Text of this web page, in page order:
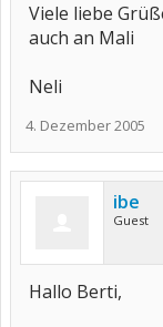
Viele liebe
auch an Mali
Neli
4. Dezember 2005
ibe
Guest
Hallo Berti,